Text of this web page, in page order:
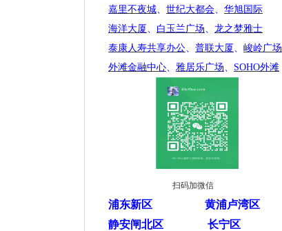
嘉里不夜城、 世纪大都会、 华旭国际
海洋大厦、 白玉兰广场、 龙之梦雅士
泰康人寿共享办公、 普联大厦、 峻岭广场
外滩金融中心、 雅居乐广场、 SOHO外滩
扫码加微信
浦东新区
黄浦卢湾区
静安闸北区
长宁区